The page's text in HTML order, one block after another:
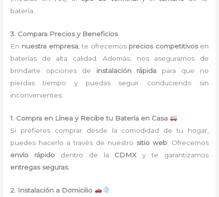
batería.
3. Compara Precios y Beneficios
En nuestra empresa, te ofrecemos precios competitivosen
baterías de alta calidad. Además, nos aseguramos de
brindarte opciones de instalación rápida para que no
pierdas tiempo y puedas seguir conduciendo sin
inconvenientes.
1. Compra en Línea y Recibe tu Batería en Casa
Si prefieres comprar desde la comodidad de tu hogar,
puedes hacerlo a través de nuestro sitio web. Ofrecemos
envío rápidodentro de la CDMX y te garantizamos
entregas seguras.
2. Instalación a Domicilio